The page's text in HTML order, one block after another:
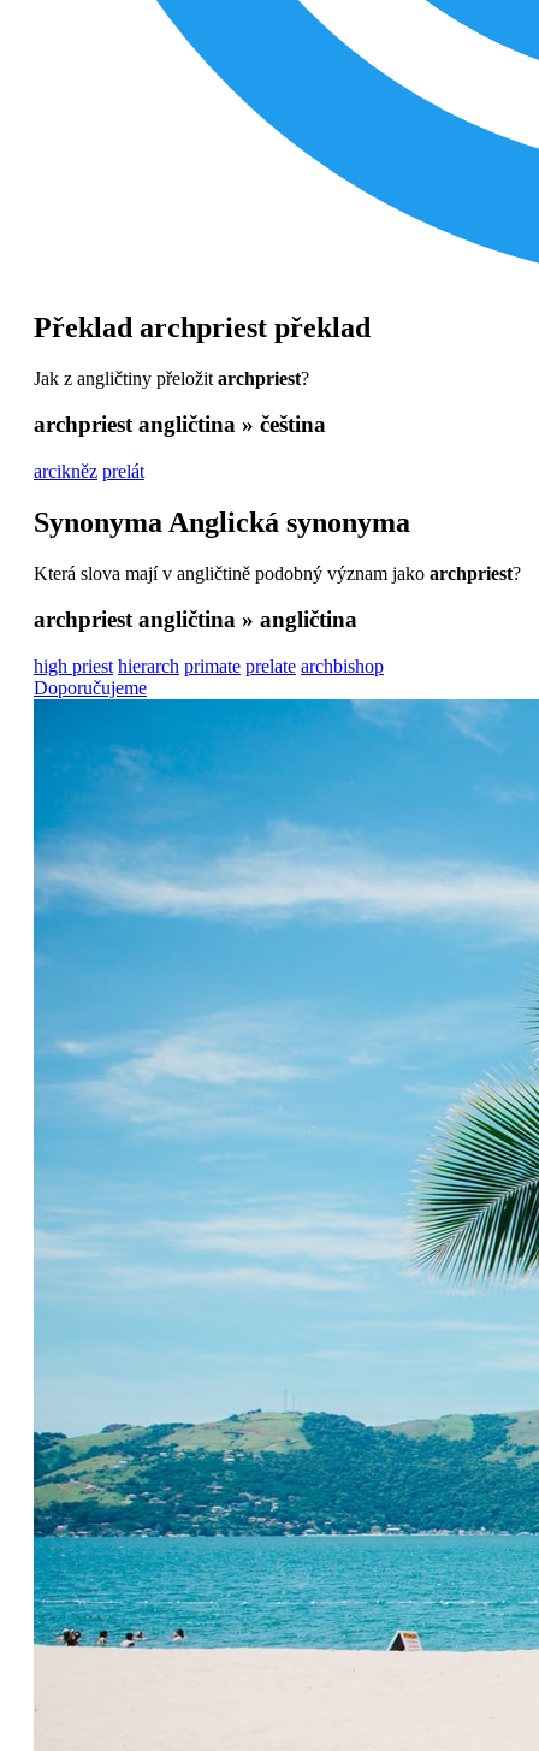
Překlad archpriest překlad
Jak z angličtiny přeložit archpriest?
archpriest angličtina » čeština
arcikněz prelát
Synonyma Anglická synonyma
Která slova mají v angličtině podobný význam jako archpriest?
archpriest angličtina » angličtina
high priest hierarch primate prelate archbishop
Doporučujeme